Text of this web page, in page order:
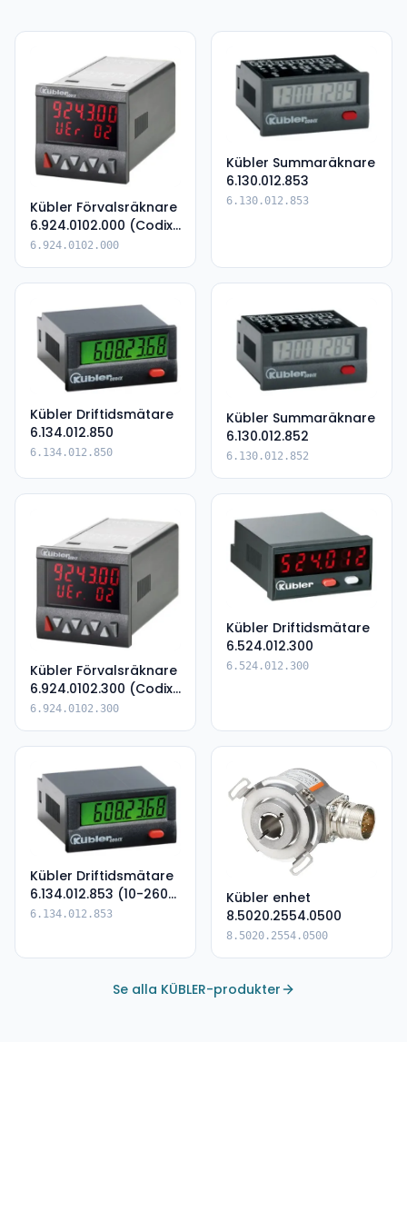
Kübler Förvalsräknare
6.924.0102.000 (Codix
924)
6.924.0102.000
Kübler Summaräknare
6.130.012.853
6.130.012.853
Kübler Driftidsmätare
6.134.012.850
6.134.012.850
Kübler Summaräknare
6.130.012.852
6.130.012.852
Kübler Förvalsräknare
6.924.0102.300 (Codix
924)
6.924.0102.300
Kübler Driftidsmätare
6.524.012.300
6.524.012.300
Kübler Driftidsmätare
6.134.012.853 (10-260
AC/DC PNP)
6.134.012.853
Kübler enhet
8.5020.2554.0500
8.5020.2554.0500
Se alla KÜBLER-produkter